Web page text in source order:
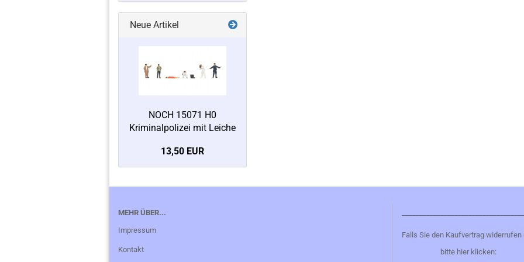
Neue Artikel
NOCH 15071 H0
Kriminalpolizei mit Leiche
13,50 EUR
MEHR ÜBER...
Impressum
Kontakt
Falls Sie den Kaufvertrag widerrufen
bitte hier klicken: